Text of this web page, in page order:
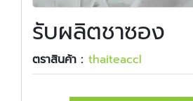
รับผลิตชาซอง
ตราสินค้า : ​​thaiteaccl